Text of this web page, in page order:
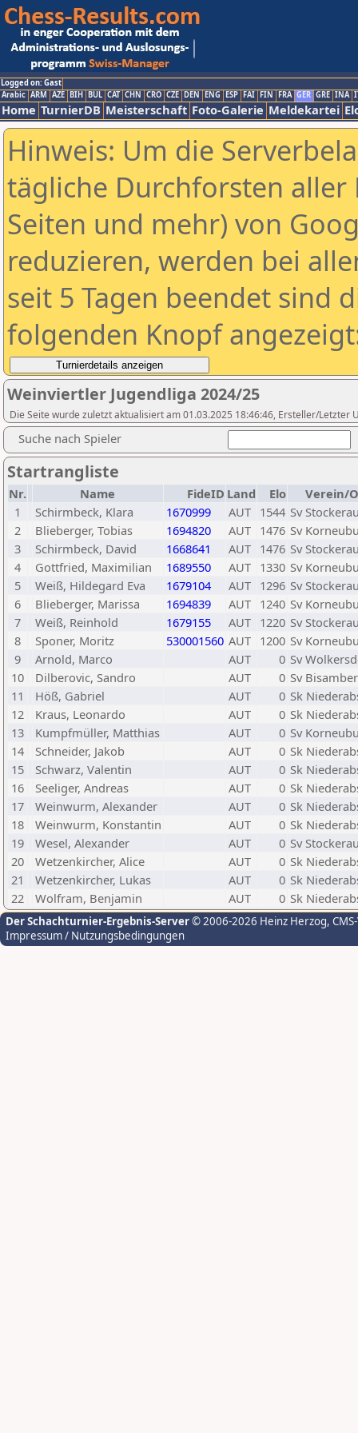
Logged on: Gast
Arabic ARM AZE BIH BUL CAT CHN CRO CZE DEN ENG ESP FAI FIN FRA GER GRE INA
Home TurnierDB Meisterschaft Foto-Galerie Meldekartei
Hinweis: Um die
tägliche Durchforsten aller
Seiten und mehr) von
reduzieren, werden bei
seit 5 Tagen beendet sind
folgenden Knopf
Weinviertler Jugendliga 2024/25
Die Seite wurde zuletzt aktualisiert am 01.03.2025 18:46:46, Ersteller/Letzter
Suche nach Spieler
Startrangliste
Nr. Name FideID Land Elo
Verein/
1
Schirmbeck, Klara 1670999 AUT 1544 Sv
2
Blieberger, Tobias 1694820 AUT 1476 Sv
3
Schirmbeck, David 1668641 AUT 1476 Sv
4
Gottfried, Maximilian 1689550 AUT 1330 Sv
5
Weiß, Hildegard Eva 1679104 AUT 1296 Sv
6
Blieberger, Marissa 1694839 AUT 1240 Sv
7
Weiß, Reinhold 1679155 AUT 1220 Sv
8
Sponer, Moritz 530001560 AUT 1200 Sv
9
Arnold, Marco AUT 0 Sv
10
Dilberovic, Sandro AUT 0 Sv
11
Höß, Gabriel AUT 0 Sk
12
Kraus, Leonardo AUT 0 Sk
13
Kumpfmüller, Matthias AUT 0 Sv
14
Schneider, Jakob AUT 0 Sk
15
Schwarz, Valentin AUT 0 Sk
16
Seeliger, Andreas AUT 0 Sk
17
Weinwurm, Alexander AUT 0 Sk
18
Weinwurm, Konstantin AUT 0 Sk
19
Wesel, Alexander AUT 0 Sv
20
Wetzenkircher, Alice AUT 0 Sk
21
Wetzenkircher, Lukas AUT 0 Sk
22
Wolfram, Benjamin AUT 0 Sk
Der Schachturnier-Ergebnis-Server© 2006-2026 Heinz Herzog,
Impressum / Nutzungsbedingungen